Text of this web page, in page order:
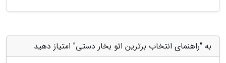
به "راهنمای انتخاب برترین اتو بخار دستی" امتیاز دهید